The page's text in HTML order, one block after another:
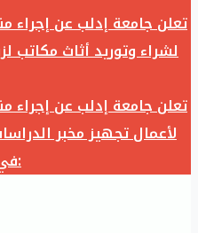
تعلن جامعة إدلب عن إجراء
لشراء وتوريد أثاث مكاتب
تعلن جامعة إدلب عن إجراء
لأعمال تجهيز مخبر
في جامعة ادلب وفق الآتي: